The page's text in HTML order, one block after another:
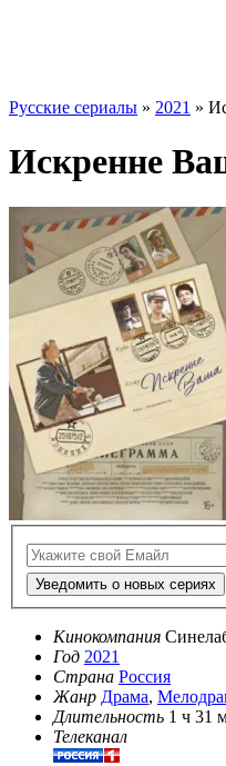
Русские сериалы » 2021 »
Искренне
Уведомить о новых сериях
Кинокомпания
Год 2021
Страна Россия
Жанр Драма,
Длительность 1 ч 31
Телеканал